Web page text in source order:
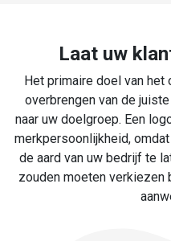
Laat uw
Het primaire doel van het
overbrengen van de
naar uw doelgroep. Een
merkpersoonlijkheid,
de aard van uw bedrijf te
zouden moeten verkiezen